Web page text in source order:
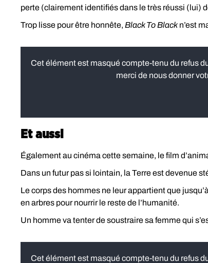
perte (clairement identifiés dans le très réussi (lui)
Trop lisse pour être honnête, Black To Blackn’est
Cet élément est masqué compte-tenu du refus
merci de nous donner
Et aussi
Également au cinéma cette semaine, le film
Dans un futur pas si lointain, la Terre est devenue
Le corps des hommes ne leur appartient que
en arbres pour nourrir le reste de l’humanité.
Un homme va tenter de soustraire sa femme qui
Cet élément est masqué compte-tenu du refus